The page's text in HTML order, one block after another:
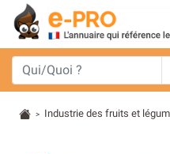
> Industrie des fruits et